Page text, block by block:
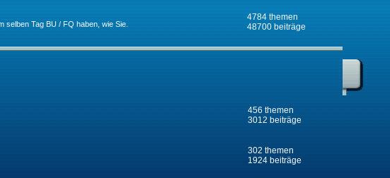
Tag BU / FQ haben, wie Sie.
4784 themen
48700 beiträge
456 themen
3012 beiträge
302 themen
1924 beiträge